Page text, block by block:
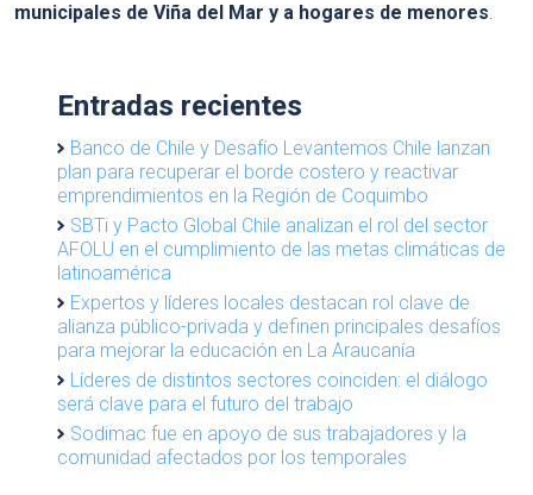
municipales de Viña del Mar y a hogares de menores.
Entradas recientes
Banco de Chile y Desafío Levantemos Chile lanzan
plan para recuperar el borde costero y reactivar
emprendimientos en la Región de Coquimbo
SBTi y Pacto Global Chile analizan el rol del sector
AFOLU en el cumplimiento de las metas climáticas de
latinoamérica
Expertos y líderes locales destacan rol clave de
alianza público-privada y definen principales desafíos
para mejorar la educación en La Araucanía
Líderes de distintos sectores coinciden: el diálogo
será clave para el futuro del trabajo
Sodimac fue en apoyo de sus trabajadores y la
comunidad afectados por los temporales